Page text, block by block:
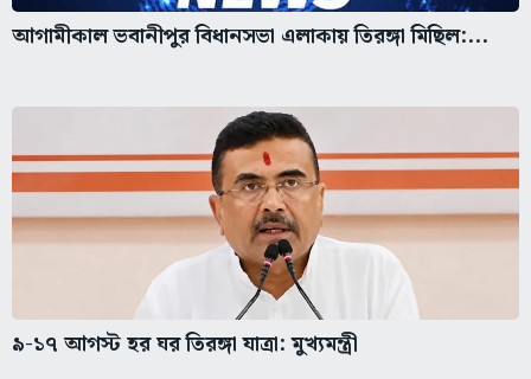
আগামীকাল ভবানীপুর বিধানসভা এলাকায় তিরঙ্গা মিছিল:...
৯-১৭ আগস্ট হর ঘর তিরঙ্গা যাত্রা: মুখ্যমন্ত্রী